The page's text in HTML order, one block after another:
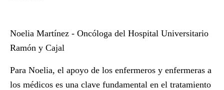
Noelia Martínez - Oncóloga del Hospital Universitario
Ramón y Cajal
Para Noelia, el apoyo de los enfermeros y enfermeras a
los médicos es una clave fundamental en el tratamiento